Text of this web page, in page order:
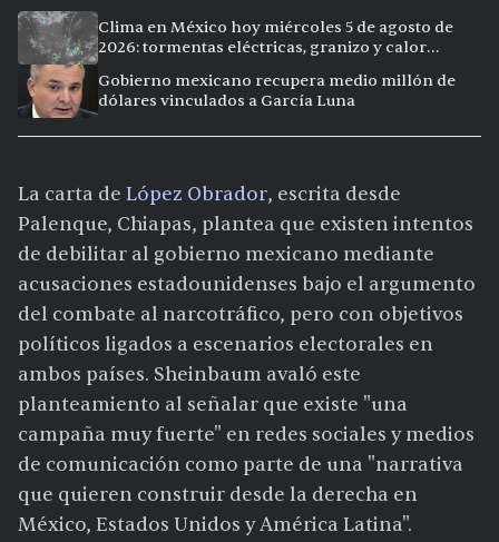
Clima en México hoy miércoles 5 de agosto de
2026: tormentas eléctricas, granizo y calor
Gobierno mexicano recupera medio millón de
dólares vinculados a García Luna
La carta de López Obrador, escrita desde
Palenque, Chiapas, plantea que existen intentos
de debilitar al gobierno mexicano mediante
acusaciones estadounidenses bajo el argumento
del combate al narcotráfico, pero con objetivos
políticos ligados a escenarios electorales en
ambos países. Sheinbaum avaló este
planteamiento al señalar que existe "una
campaña muy fuerte" en redes sociales y medios
de comunicación como parte de una "narrativa
que quieren construir desde la derecha en
México, Estados Unidos y América Latina".